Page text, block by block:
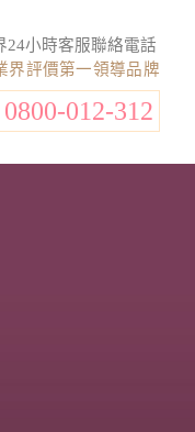
24小時客服聯絡電話
界評價第一領導品牌
0800-012-312